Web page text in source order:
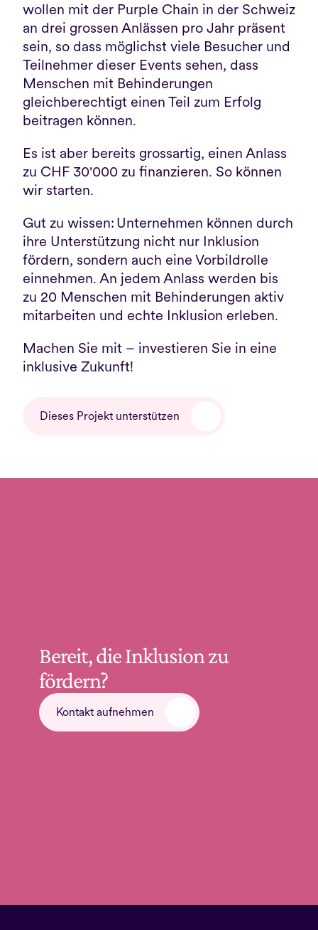
wollen mit der Purple Chain in der Schweiz
an drei grossen Anlässen pro Jahr präsent
sein, so dass möglichst viele Besucher und
Teilnehmer dieser Events sehen, dass
Menschen mit Behinderungen
gleichberechtigt einen Teil zum Erfolg
beitragen können.
Es ist aber bereits grossartig, einen Anlass
zu CHF 30'000 zu finanzieren. So können
wir starten.
Gut zu wissen: Unternehmen können durch
ihre Unterstützung nicht nur Inklusion
fördern, sondern auch eine Vorbildrolle
einnehmen. An jedem Anlass werden bis
zu 20 Menschen mit Behinderungen aktiv
mitarbeiten und echte Inklusion erleben.
Machen Sie mit – investieren Sie in eine
inklusive Zukunft!
Dieses Projekt unterstützen
Bereit, die Inklusion zu
fördern?
Kontakt aufnehmen